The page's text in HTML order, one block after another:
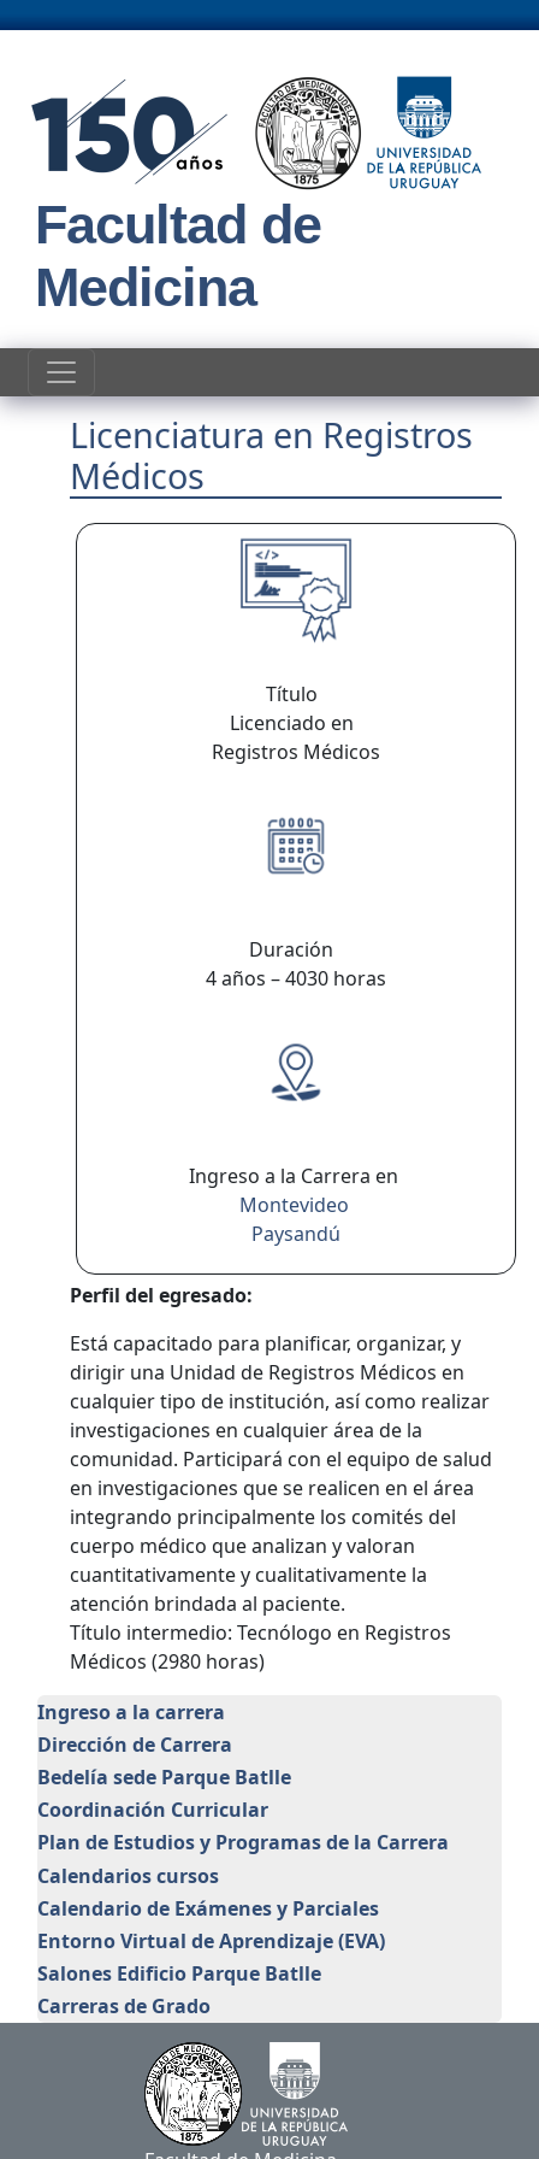
Facultad de
Medicina
Ingreso a la carrera
Dirección de Carrera
Bedelía sede Parque Batlle
Coordinación Curricular
Plan de Estudios y Programas de la Carrera
Calendarios cursos
Calendario de Exámenes y Parciales
Entorno Virtual de Aprendizaje (EVA)
Salones Edificio Parque Batlle
Carreras de Grado
Licenciatura en Registros
Médicos
Título
Licenciado en
Registros Médicos
Duración
4 años – 4030 horas
Ingreso a la Carrera en
Montevideo
Paysandú
Perfil del egresado:
Está capacitado para planificar, organizar, y
dirigir una Unidad de Registros Médicos en
cualquier tipo de institución, así como realizar
investigaciones en cualquier área de la
comunidad. Participará con el equipo de salud
en investigaciones que se realicen en el área
integrando principalmente los comités del
cuerpo médico que analizan y valoran
cuantitativamente y cualitativamente la
atención brindada al paciente.
Título intermedio: Tecnólogo en Registros
Médicos (2980 horas)